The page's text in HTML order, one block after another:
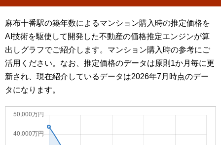
麻布十番駅の築年数によるマンション購入時の推定価格を
AI技術を駆使して開発した不動産の価格推定エンジンが算
出しグラフでご紹介します。マンション購入時の参考にご
活用ください。なお、推定価格のデータは原則1か月毎に更
新され、現在紹介しているデータは2026年7月時点のデー
タになります。